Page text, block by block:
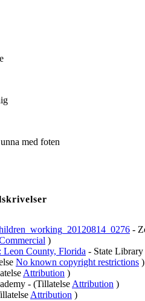
med foten
-
)
Leon County, Florida - State Library
No known copyright restrictions )
Attribution )
- (Tillatelse Attribution )
Attribution )